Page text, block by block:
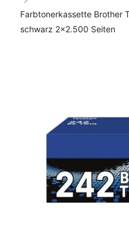
Farbtonerkassette Brother
schwarz 2x2.500 Seiten